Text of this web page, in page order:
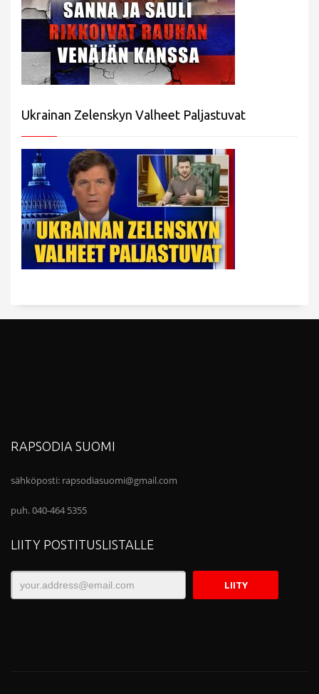
Ukrainan Zelenskyn Valheet Paljastuvat
RAPSODIA SUOMI
sähköposti: rapsodiasuomi@gmail.com
puh. 040-464 5355
LIITY POSTITUSLISTALLE